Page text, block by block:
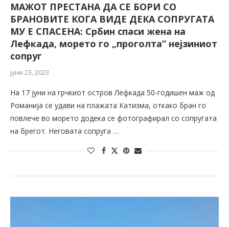
МАЖОТ ПРЕСТАНА ДА СЕ БОРИ СО
БРАНОВИТЕ КОГА ВИДЕ ДЕКА СОПРУГАТА
МУ Е СПАСЕНА: Србин спаси жена на
Лефкада, морето го „проголта“ нејзиниот
сопруг
јуни 23, 2023
На 17 јуни на грчкиот остров Лефкада 50-годишен маж од
Романија се удави на плажата Катизма, откако бран го
повлече во морето додека се фотографирал со сопругата
на брегот. Неговата сопруга …